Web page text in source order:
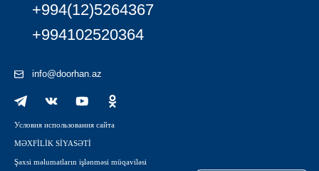
+994(12)5264367
+994102520364
info@doorhan.az
Условия использования сайта
MƏXFİLİK SİYASƏTİ
Şəxsi məlumatların işlənməsi müqaviləsi